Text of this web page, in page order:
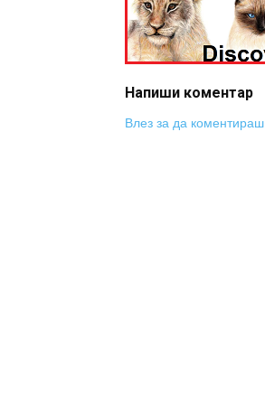
Напиши коментар
Влез за да коментираш